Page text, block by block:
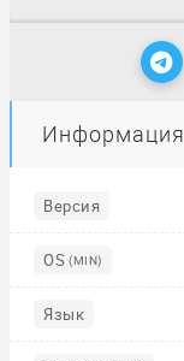
Информация
Версия
OS (MIN)
Язык